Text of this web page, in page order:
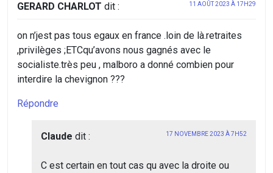
GERARD CHARLOT dit : 11 AOÛT 2023 À 17H29
on n’jest pas tous egaux en france .loin de là.retraites
,privilèges ;ETCqu’avons nous gagnés avec le
socialiste.très peu , malboro a donné combien pour
interdire la chevignon ???
Répondre
Claude dit : 17 NOVEMBRE 2023 À 7H52
C est certain en tout cas qu avec la droite ou